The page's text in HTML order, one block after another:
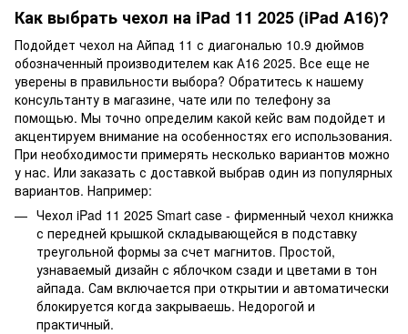
Как выбрать чехол на iPad 11 2025 (iPad A16)?
Подойдет чехол на Айпад 11 с диагональю 10.9 дюймов
обозначенный производителем как А16 2025. Все еще не
уверены в правильности выбора? Обратитесь к нашему
консультанту в магазине, чате или по телефону за
помощью. Мы точно определим какой кейс вам подойдет и
акцентируем внимание на особенностях его использования.
При необходимости примерять несколько вариантов можно
у нас. Или заказать с доставкой выбрав один из популярных
вариантов. Например:
Чехол iPad 11 2025 Smart case - фирменный чехол книжка
с передней крышкой складывающейся в подставку
треугольной формы за счет магнитов. Простой,
узнаваемый дизайн с яблочком сзади и цветами в тон
айпада. Сам включается при открытии и автоматически
блокируется когда закрываешь. Недорогой и
практичный.